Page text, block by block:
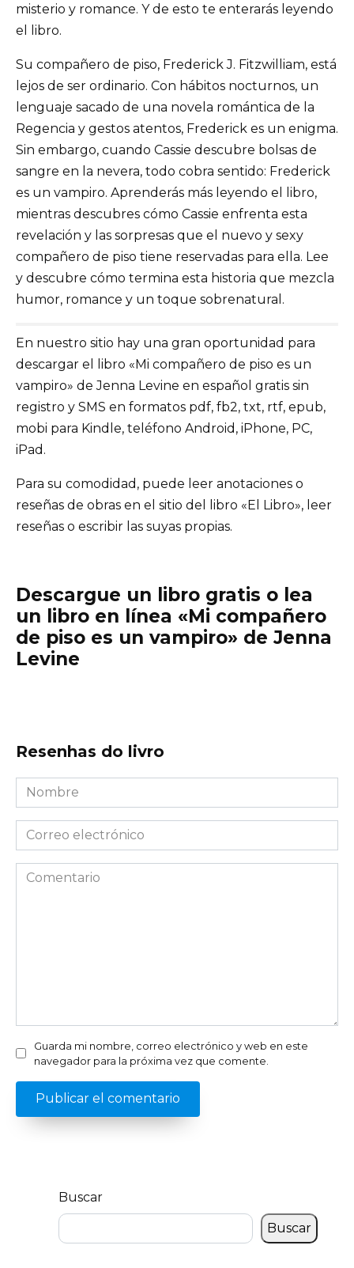
misterio y romance. Y de esto te enterarás leyendo
el libro.
Su compañero de piso, Frederick J. Fitzwilliam, está
lejos de ser ordinario. Con hábitos nocturnos, un
lenguaje sacado de una novela romántica de la
Regencia y gestos atentos, Frederick es un enigma.
Sin embargo, cuando Cassie descubre bolsas de
sangre en la nevera, todo cobra sentido: Frederick
es un vampiro. Aprenderás más leyendo el libro,
mientras descubres cómo Cassie enfrenta esta
revelación y las sorpresas que el nuevo y sexy
compañero de piso tiene reservadas para ella. Lee
y descubre cómo termina esta historia que mezcla
humor, romance y un toque sobrenatural.
En nuestro sitio hay una gran oportunidad para
descargar el libro «Mi compañero de piso es un
vampiro» de Jenna Levine en español gratis sin
registro y SMS en formatos pdf, fb2, txt, rtf, epub,
mobi para Kindle, teléfono Android, iPhone, PC,
iPad.
Para su comodidad, puede leer anotaciones o
reseñas de obras en el sitio del libro «El Libro», leer
reseñas o escribir las suyas propias.
Descargue un libro gratis o lea
un libro en línea «Mi compañero
de piso es un vampiro» de Jenna
Levine
Resenhas do livro
Nombre
*
Correo
electrónico
*Comentario
Guarda mi nombre, correo electrónico y web en este
navegador para la próxima vez que comente.
Buscar
Buscar